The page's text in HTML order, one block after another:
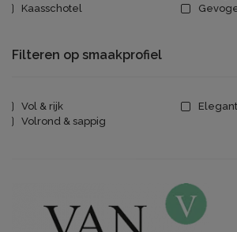
Kaasschotel
Filteren op smaakprofiel
Vol & rijk
Volrond & sappig